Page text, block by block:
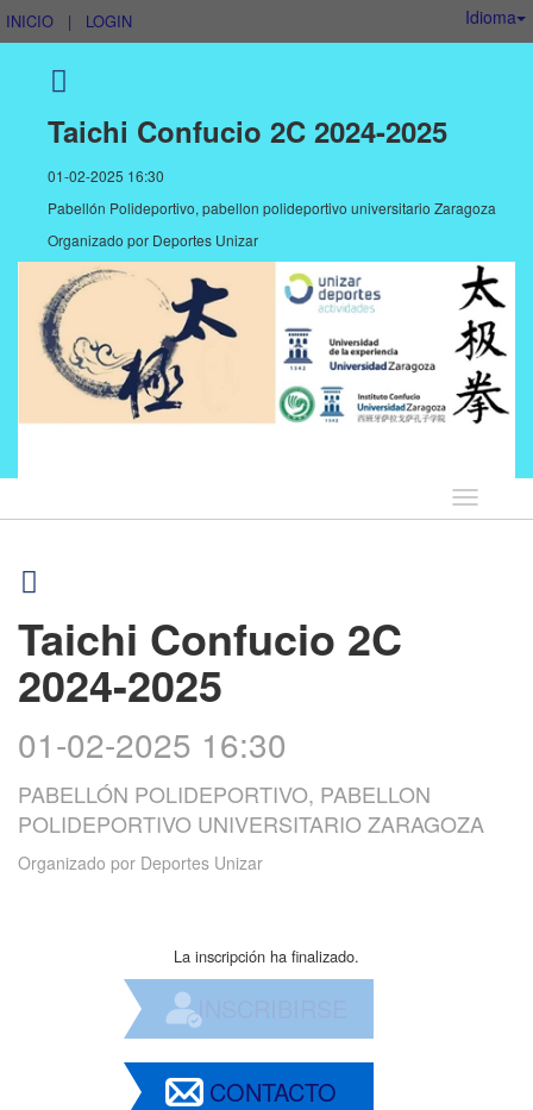
INICIO | LOGIN Idioma
Taichi Confucio 2C 2024-2025
01-02-2025 16:30
Pabellón Polideportivo, pabellon polideportivo universitario Zaragoza
Organizado por Deportes Unizar
Idioma
Taichi Confucio 2C
2024-2025
01-02-2025 16:30
PABELLÓN POLIDEPORTIVO, PABELLON
POLIDEPORTIVO UNIVERSITARIO ZARAGOZA
Organizado por Deportes Unizar
La inscripción ha finalizado.
INSCRIBIRSE
CONTACTO